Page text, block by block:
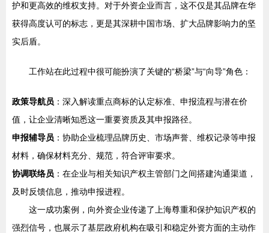
护和更高效的维权支持。对于外资企业而言，这不仅是其品牌在华
获得高度认可的标志，更是其深耕中国市场、扩大品牌影响力的坚
实后盾。
工作站在此过程中很可能扮演了关键的“桥梁”与“向导”角色：
政策导航员 ：深入解读重点商标的认定标准、申报流程与潜在价
值，让企业清晰知悉这一重要资质及其申报路径。
申报辅导员 ：协助企业梳理品牌历史、市场声誉、维权记录等申报
材料，确保材料充分、规范，符合评审要求。
协调联络员 ：在企业与相关知识产权主管部门之间搭建沟通渠道，
及时反馈信息，推动申报进程。
这一成功案例，向外资企业传递了上海尊重和保护知识产权的
强烈信号，也展示了基层政府机构在吸引和稳定外资方面的主动作